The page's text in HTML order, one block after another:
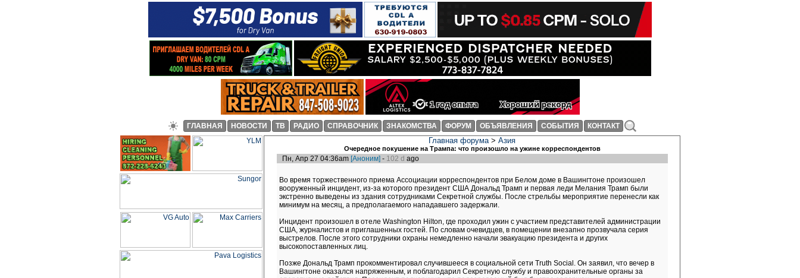
ГЛАВНАЯ НОВОСТИ ТВ РАДИО СПРАВОЧНИК ЗНАКОМСТВА ФОРУМ ОБЪЯВЛЕНИЯ СОБЫТИЯ КОНТАКТ
Главная форума> Азия
Очередное покушение на Трампа: что произошло на ужине корреспондентов
Пн, Апр 27 04:36am [Аноним] - 102 d ago
Во время торжественного приема Ассоциации корреспондентов при Белом доме в Вашингтоне произошел
вооруженный инцидент, из-за которого президент США Дональд Трамп и первая леди Мелания Трамп были
экстренно выведены из здания сотрудниками Секретной службы. После стрельбы мероприятие перенесли как
минимум на месяц, а предполагаемого нападавшего задержали.
Инцидент произошел в отеле Washington Hilton, где проходил ужин с участием представителей администрации
США, журналистов и приглашенных гостей. По словам очевидцев, в помещении внезапно прозвучала серия
выстрелов. После этого сотрудники охраны немедленно начали эвакуацию президента и других
высокопоставленных лиц.
Позже Дональд Трамп прокомментировал случившееся в социальной сети Truth Social. Он заявил, что вечер в
Вашингтоне оказался напряженным, и поблагодарил Секретную службу и правоохранительные органы за